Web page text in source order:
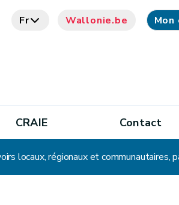
Fr Wallonie.be Mon
CRAIE Contact